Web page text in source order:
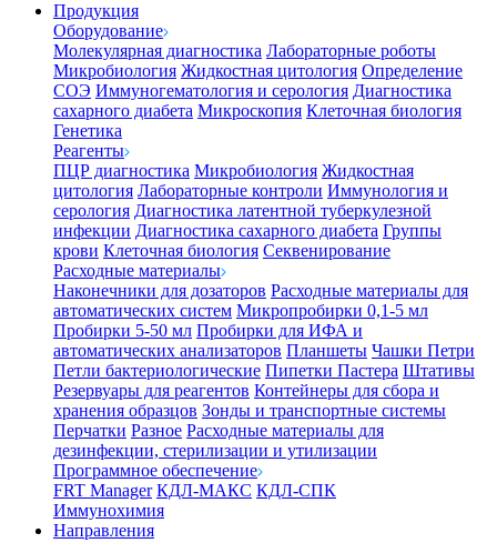
Продукция
Оборудование
Молекулярная диагностика Лабораторные роботы
Микробиология Жидкостная цитология Определение
СОЭ Иммуногематология и серология Диагностика
сахарного диабета Микроскопия Клеточная биология
Генетика
Реагенты
ПЦР диагностика Микробиология Жидкостная
цитология Лабораторные контроли Иммунология и
серология Диагностика латентной туберкулезной
инфекции Диагностика сахарного диабета Группы
крови Клеточная биология Секвенирование
Расходные материалы
Наконечники для дозаторов Расходные материалы для
автоматических систем Микропробирки 0,1-5 мл
Пробирки 5-50 мл Пробирки для ИФА и
автоматических анализаторов Планшеты Чашки Петри
Петли бактериологические Пипетки Пастера Штативы
Резервуары для реагентов Контейнеры для сбора и
хранения образцов Зонды и транспортные системы
Перчатки Разное Расходные материалы для
дезинфекции, стерилизации и утилизации
Программное обеспечение
FRT Manager КДЛ-МАКС КДЛ-СПК
Иммунохимия
Направления